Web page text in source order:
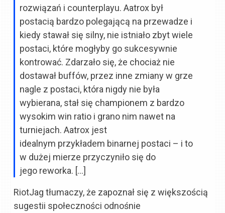
rozwiązań i counterplayu. Aatrox był
postacią bardzo polegającą na przewadze i
kiedy stawał się silny, nie istniało zbyt wiele
postaci, które mogłyby go sukcesywnie
kontrować. Zdarzało się, że chociaż nie
dostawał buffów, przez inne zmiany w grze
nagle z postaci, która nigdy nie była
wybierana, stał się championem z bardzo
wysokim win ratio i grano nim nawet na
turniejach. Aatrox jest
idealnym przykładem binarnej postaci – i to
w dużej mierze przyczyniło się do
jego reworka. […]
RiotJag tłumaczy, że zapoznał się z większością
sugestii społeczności odnośnie